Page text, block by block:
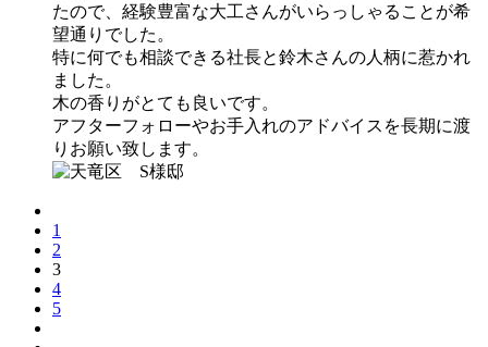
たので、経験豊富な大工さんがいらっしゃることが希
望通りでした。
特に何でも相談できる社長と鈴木さんの人柄に惹かれ
ました。
木の香りがとても良いです。
アフターフォローやお手入れのアドバイスを長期に渡
りお願い致します。
1
2
3
4
5